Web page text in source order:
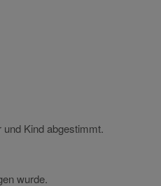
Kind abgestimmt.
wurde.